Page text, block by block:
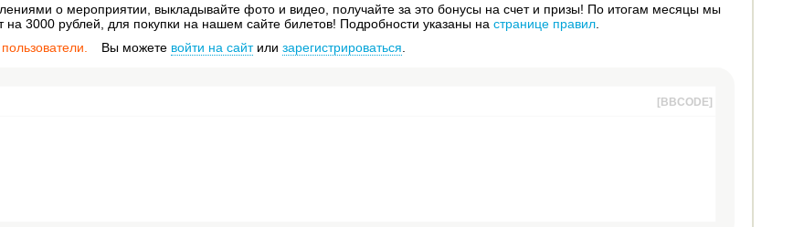
о мероприятии, выкладывайте фото и видео, получайте за это бонусы на счет и призы! По итогам месяцы мы
3000 рублей, для покупки на нашем сайте билетов! Подробности указаны на странице правил.
Вы можете войти на сайтили зарегистрироваться
[BBCODE]